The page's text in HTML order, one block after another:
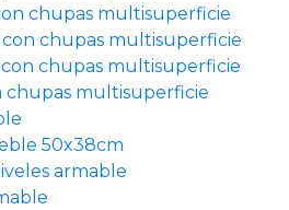
chupas multisuperficie
con chupas multisuperficie
chupas multisuperficie
chupas multisuperficie
50x38cm
armable